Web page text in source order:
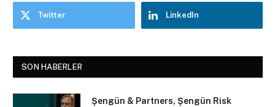
Twitter LinkedIn
SON HABERLER
Şengün & Partners, Şengün Risk